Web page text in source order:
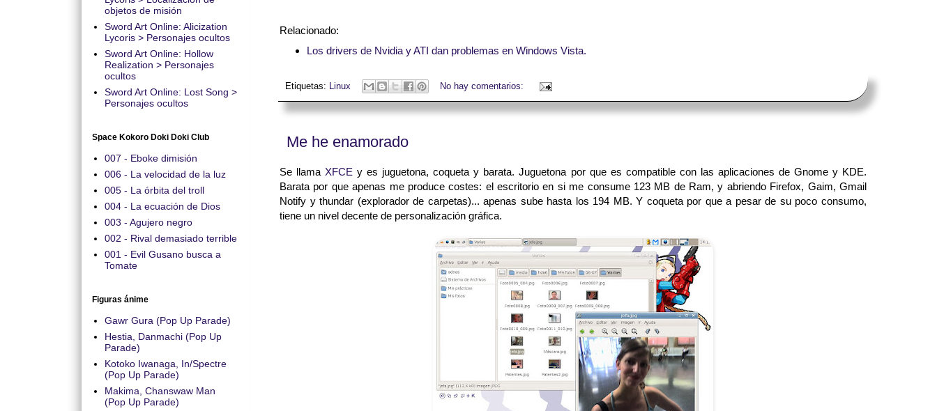
Relacionado:
Los drivers de Nvidia y ATI dan problemas en Windows Vista.
Etiquetas: Linux No hay comentarios:
Me he enamorado
Se llama XFCE y es juguetona, coqueta y barata. Juguetona por que es compatible con las aplicaciones de Gnome y KDE.
Barata por que apenas me produce costes: el escritorio en si me consume 123 MB de Ram, y abriendo Firefox, Gaim, Gmail
Notify y thundar (explorador de carpetas)... apenas sube hasta los 194 MB. Y coqueta por que a pesar de su poco consumo,
tiene un nivel decente de personalización gráfica.
objetos de misión
Sword Art Online: Alicization
Lycoris > Personajes ocultos
Sword Art Online: Hollow
Realization > Personajes
ocultos
Sword Art Online: Lost Song >
Personajes ocultos
Space Kokoro Doki Doki Club
007 - Eboke dimisión
006 - La velocidad de la luz
005 - La órbita del troll
004 - La ecuación de Dios
003 - Agujero negro
002 - Rival demasiado terrible
001 - Evil Gusano busca a
Tomate
Figuras ánime
Gawr Gura (Pop Up Parade)
Hestia, Danmachi (Pop Up
Parade)
Kotoko Iwanaga, In/Spectre
(Pop Up Parade)
Makima, Chanswaw Man
(Pop Up Parade)